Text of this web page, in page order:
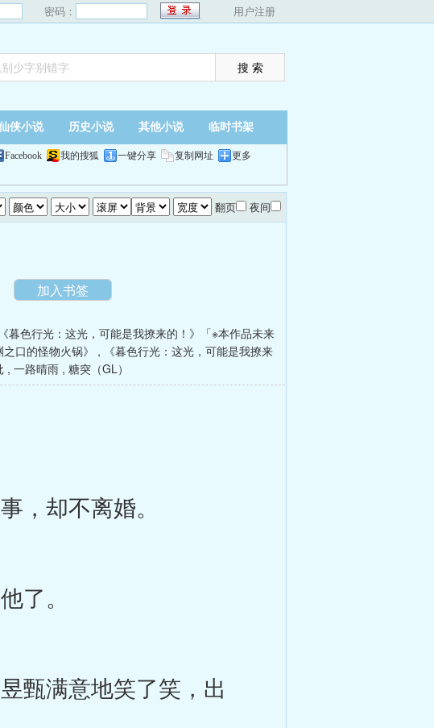
密码： 用户注册
侠小说 历史小说 其他小说 临时书架
Facebook 我的搜狐 一键分享 复制网址 更多
翻页 夜间
加入书签
《暮色行光：这光，可能是我撩来的！》「※本作品未来
之口的怪物火锅》 ,
《暮色行光：这光，可能是我撩来
, 一路晴雨 , 糖突（GL）
，却不离婚。
了。
甄满意地笑了笑，出